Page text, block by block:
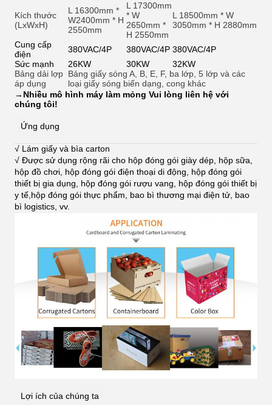
Kích thước
(LxWxH)
L 16300mm *
W2400mm * H
2550mm
L 17300mm
* W
2650mm *
H 2550mm
L 18500mm * W
3050mm * H 2880mm
Cung cấp
điện
380VAC/4P 380VAC/4P 380VAC/4P
Sức mạnh
26KW 30KW
32KW
Bảng dải lợp
áp dụng
Bảng giấy sóng A, B, E, F, ba lớp, 5 lớp và các
loại giấy sóng biến dạng, cong khác
→ Nhiều mô hình máy làm mỏng Vui lòng liên hệ với
chúng tôi!
Ứng dụng
√ Lám giấy và bìa carton
√ Được sử dụng rộng rãi cho hộp đóng gói giày dép, hộp sữa,
hộp đồ chơi, hộp đóng gói điện thoại di động, hộp đóng gói
thiết bị gia dụng, hộp đóng gói rượu vang, hộp đóng gói thiết bị
y tế,hộp đóng gói thực phẩm, bao bì thương mại điện tử, bao
bì logistics, vv.
Lợi ích của chúng ta